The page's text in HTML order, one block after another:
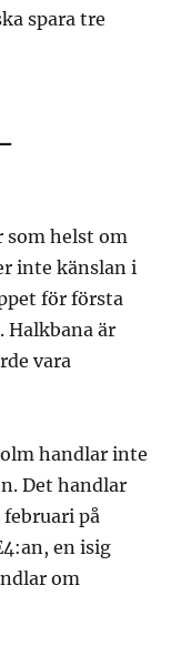
spara tre
som helst om
inte känslan i
för första
Halkbana är
vara
handlar inte
Det handlar
på
en isig
om